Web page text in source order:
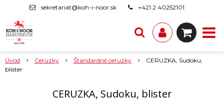
sekretariat@koh-i-noor.sk +421 2 40252101
Úvod Ceruzky Štandardné ceruzky
CERUZKA, Sudoku,
blister
CERUZKA, Sudoku, blister